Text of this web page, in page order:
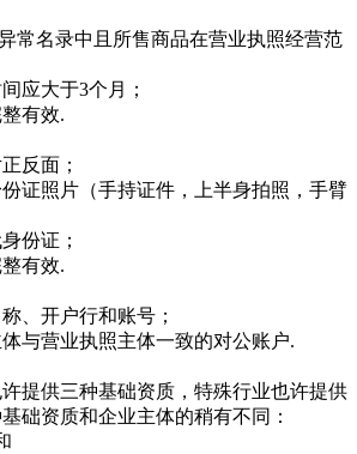
常名录中且所售商品在营业执照经营范
应大于3个月；
有效.
反面；
证照片（手持证件，上半身拍照，手臂
份证；
有效.
、开户行和账号；
与营业执照主体一致的对公账户.
提供三种基础资质，特殊行业也许提供
础资质和企业主体的稍有不同：